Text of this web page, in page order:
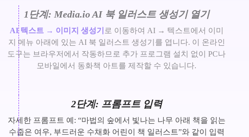
1단계: Media.io AI 북 일러스트 생성기 열기
AI 텍스트 → 이미지 생성기 로 이동하여 AI → 텍스트에서 이미
지 메뉴 아래에 있는 AI 북 일러스트 생성기를 엽니다. 이 온라인
도구는 브라우저에서 작동하므로 추가 프로그램 설치 없이 PC나
모바일에서 동화책 아트를 제작할 수 있습니다.
2단계: 프롬프트 입력
자세한 프롬프트 예: “마법의 숲에서 빛나는 나무 아래 책을 읽는
수줍은 여우, 부드러운 수채화 어린이 책 일러스트”와 같이 입력